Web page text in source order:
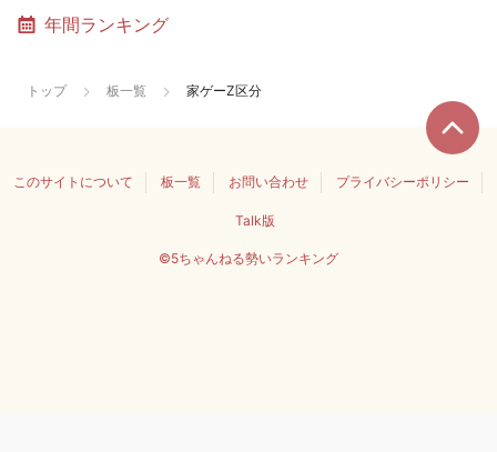
年間ランキング
トップ 板一覧 家ゲーZ区分
このサイトについて 板一覧 お問い合わせ プライバシーポリシー
Talk版
©5ちゃんねる勢いランキング